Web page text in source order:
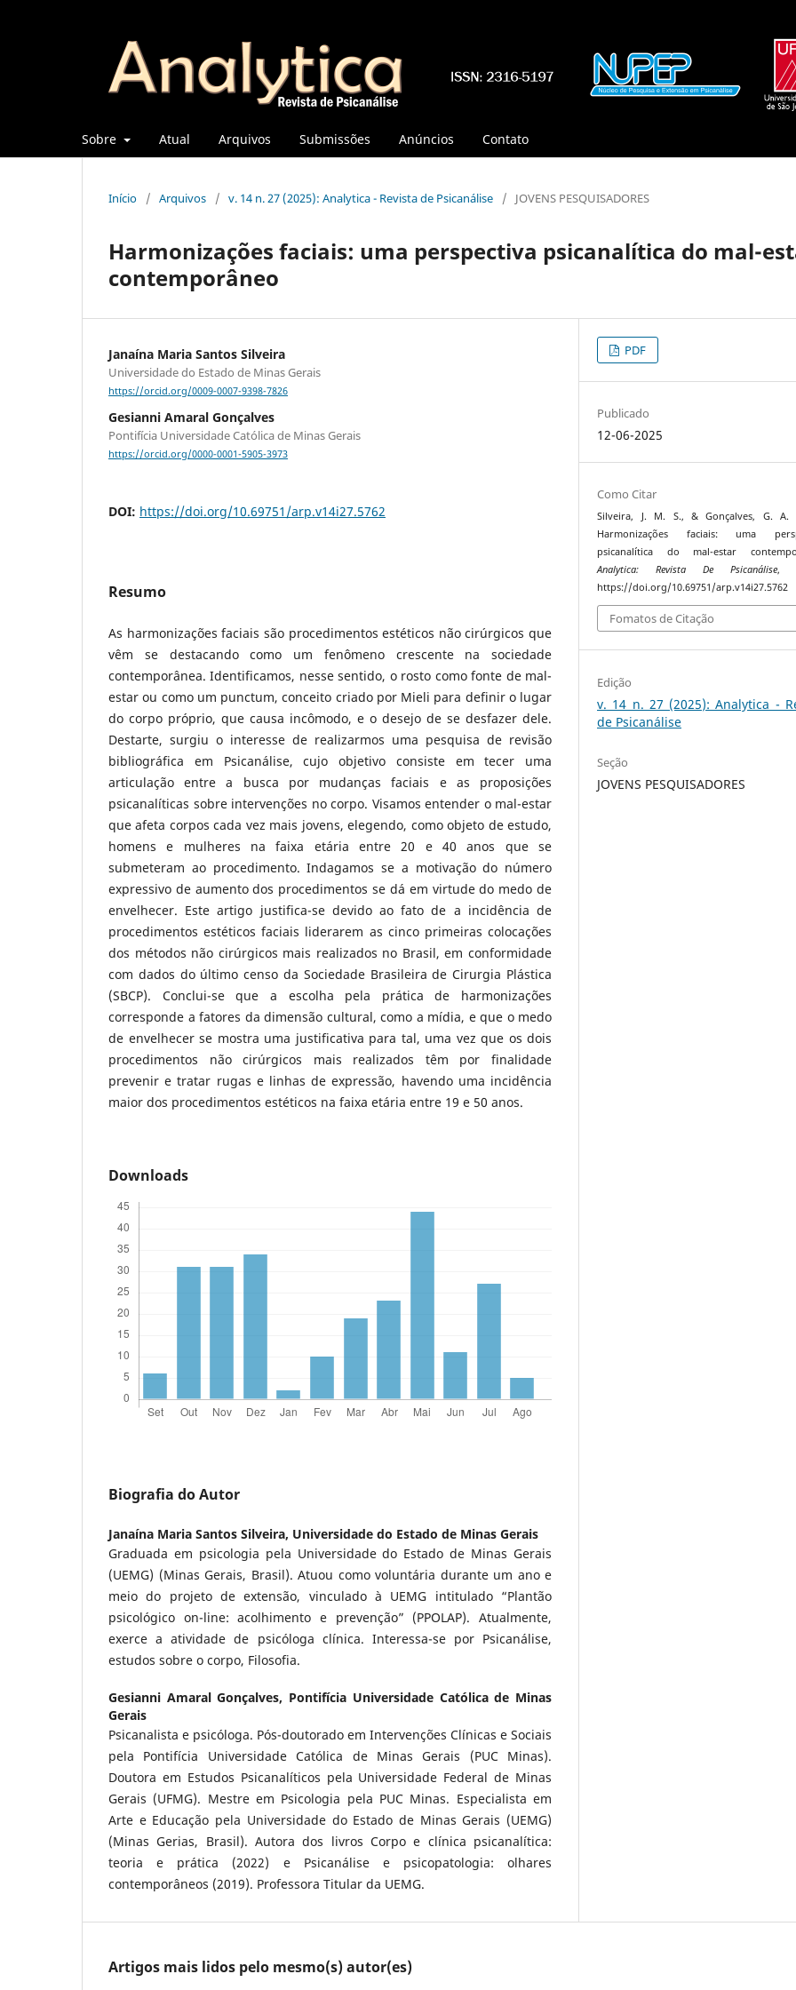
Sobre Atual Arquivos Submissões Anúncios Contato
Início / Arquivos / v. 14 n. 27 (2025): Analytica - Revista de Psicanálise / JOVENS PESQUISADORES
Harmonizações faciais: uma perspectiva psicanalítica do mal-
contemporâneo
Janaína Maria Santos Silveira
Universidade do Estado de Minas Gerais
https://orcid.org/0009-0007-9398-7826
Gesianni Amaral Gonçalves
Pontifícia Universidade Católica de Minas Gerais
https://orcid.org/0000-0001-5905-3973
DOI: https://doi.org/10.69751/arp.v14i27.5762
Resumo
As harmonizações faciais são procedimentos estéticos não cirúrgicos que
vêm se destacando como um fenômeno crescente na sociedade
contemporânea. Identificamos, nesse sentido, o rosto como fonte de mal-
estar ou como um punctum, conceito criado por Mieli para definir o lugar
do corpo próprio, que causa incômodo, e o desejo de se desfazer dele.
Destarte, surgiu o interesse de realizarmos uma pesquisa de revisão
bibliográfica em Psicanálise, cujo objetivo consiste em tecer uma
articulação entre a busca por mudanças faciais e as proposições
psicanalíticas sobre intervenções no corpo. Visamos entender o mal-estar
que afeta corpos cada vez mais jovens, elegendo, como objeto de estudo,
homens e mulheres na faixa etária entre 20 e 40 anos que se
submeteram ao procedimento. Indagamos se a motivação do número
expressivo de aumento dos procedimentos se dá em virtude do medo de
envelhecer. Este artigo justifica-se devido ao fato de a incidência de
procedimentos estéticos faciais liderarem as cinco primeiras colocações
dos métodos não cirúrgicos mais realizados no Brasil, em conformidade
com dados do último censo da Sociedade Brasileira de Cirurgia Plástica
(SBCP). Conclui-se que a escolha pela prática de harmonizações
corresponde a fatores da dimensão cultural, como a mídia, e que o medo
de envelhecer se mostra uma justificativa para tal, uma vez que os dois
procedimentos não cirúrgicos mais realizados têm por finalidade
prevenir e tratar rugas e linhas de expressão, havendo uma incidência
maior dos procedimentos estéticos na faixa etária entre 19 e 50 anos.
Downloads
Biografia do Autor
Janaína Maria Santos Silveira, Universidade do Estado de Minas Gerais
Graduada em psicologia pela Universidade do Estado de Minas Gerais
(UEMG) (Minas Gerais, Brasil). Atuou como voluntária durante um ano e
meio do projeto de extensão, vinculado à UEMG intitulado “Plantão
psicológico on-line: acolhimento e prevenção” (PPOLAP). Atualmente,
exerce a atividade de psicóloga clínica. Interessa-se por Psicanálise,
estudos sobre o corpo, Filosofia.
Gesianni Amaral Gonçalves, Pontifícia Universidade Católica de Minas
Gerais
Psicanalista e psicóloga. Pós-doutorado em Intervenções Clínicas e Sociais
pela Pontifícia Universidade Católica de Minas Gerais (PUC Minas).
Doutora em Estudos Psicanalíticos pela Universidade Federal de Minas
Gerais (UFMG). Mestre em Psicologia pela PUC Minas. Especialista em
Arte e Educação pela Universidade do Estado de Minas Gerais (UEMG)
(Minas Gerias, Brasil). Autora dos livros Corpo e clínica psicanalítica:
teoria e prática (2022) e Psicanálise e psicopatologia: olhares
contemporâneos (2019). Professora Titular da UEMG.
PDF
Publicado
12-06-2025
Como Citar
Silveira, J. M. S., & Gonçalves, G. A.
Harmonizações faciais: uma
psicanalítica do mal-estar
Analytica: Revista De Psicanálise,
https://doi.org/10.69751/arp.v14i27.5762
Fomatos de Citação
Edição
v. 14 n. 27 (2025): Analytica -
de Psicanálise
Seção
JOVENS PESQUISADORES
Artigos mais lidos pelo mesmo(s) autor(es)